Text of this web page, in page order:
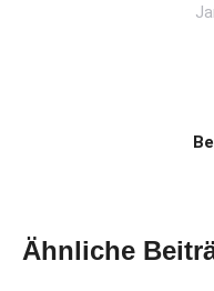
Ähnliche